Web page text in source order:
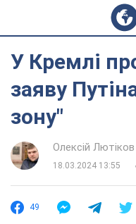
У Кремлі
заяву
зону"
Олексій Лютіков
18.03.2024 13:55
49